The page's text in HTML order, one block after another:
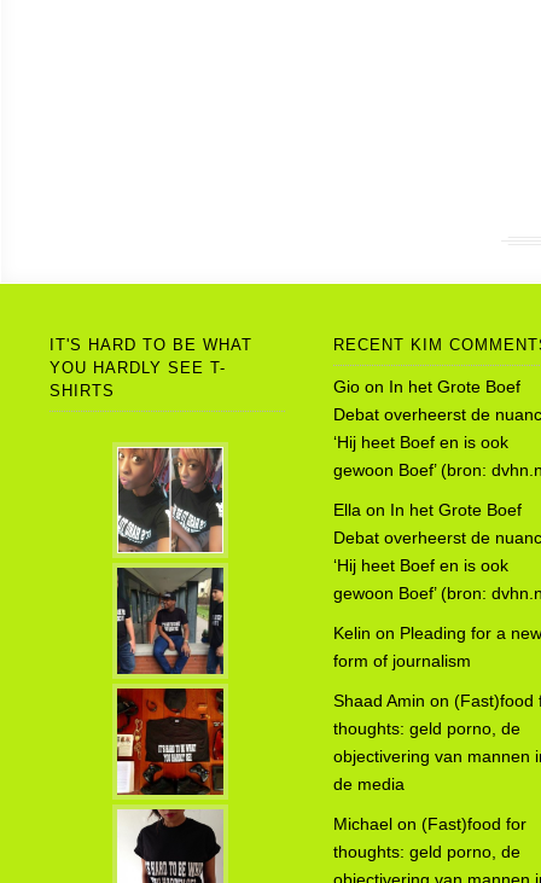
IT'S HARD TO BE WHAT
YOU HARDLY SEE T-
SHIRTS
RECENT KIM
Gio on In het Grote Boef
Debat overheerst de
‘Hij heet Boef en is ook
gewoon Boef’ (bron:
Ella on In het Grote Boef
Debat overheerst de
‘Hij heet Boef en is ook
gewoon Boef’ (bron:
Kelin on Pleading for a new
form of journalism
Shaad Amin on (Fast)food
thoughts: geld porno, de
objectivering van mannen
de media
Michael on (Fast)food for
thoughts: geld porno, de